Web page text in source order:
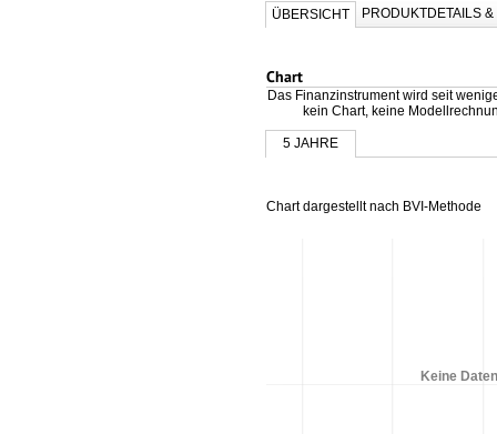
ÜBERSICHT PRODUKTDETAILS
Chart
Das Finanzinstrument wird seit
kein Chart, keine
5 JAHRE
Chart dargestellt nach BVI-Methode
Keine